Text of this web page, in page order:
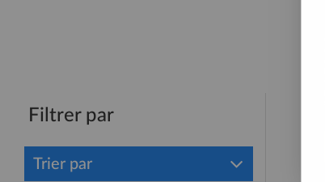
Filtrer par
Trier par